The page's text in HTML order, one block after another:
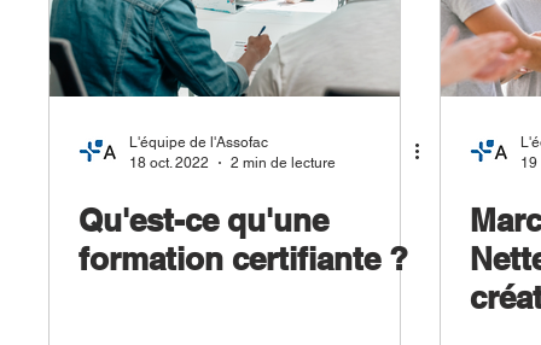
L'équipe de l'Assofac
18 oct. 2022
2 min de lecture
Qu'est-ce qu'une
formation certifiante ?
19